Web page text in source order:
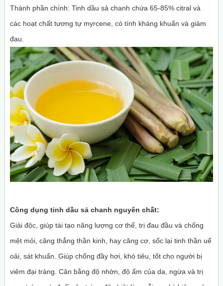
Thành phần chính: Tinh dầu sả chanh chứa 65-85% citral và
các hoạt chất tương tự myrcene, có tính kháng khuẩn và giảm
đau.
Công dụng tinh dầu sả chanh nguyên chất:
Giải độc, giúp tái tạo năng lượng cơ thể, trị đau đầu và chống
mệt mỏi, căng thẳng thần kinh, hay căng cơ, sốc lại tinh thần uể
oải, sát khuẩn. Giúp chống đầy hơi, khó tiêu, tốt cho người bị
viêm đại tràng. Cân bằng độ nhờn, độ ẩm của da, ngừa và trị